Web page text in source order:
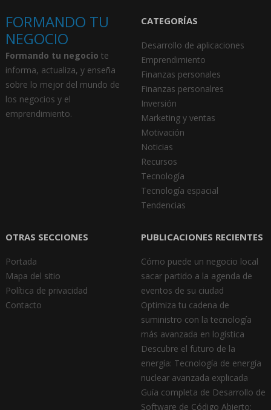
FORMANDO TU
NEGOCIO
Formando tu negocio te
informa, actualiza, y enseña
sobre lo mejor del mundo de
los negocios y el
emprendimiento.
CATEGORÍAS
Desarrollo de aplicaciones
Emprendimiento
Finanzas personales
Finanzas personalres
Inversión
Marketing y ventas
Motivación
Noticias
Recursos
Tecnología
Tecnología espacial
Tendencias
OTRAS SECCIONES
Portada
Mapa del sitio
Política de privacidad
Contacto
PUBLICACIONES RECIENTES
Cómo puede un negocio local
sacar partido a la agenda de
eventos de su ciudad
Optimiza tu cadena de
suministro con la tecnología
más avanzada en logística
Descubre el futuro de la
energía: Tecnología de energía
nuclear avanzada explicada
Guía completa de Desarrollo de
Software de Código Abierto: